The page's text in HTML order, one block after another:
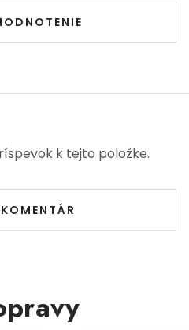
k tejto položke.